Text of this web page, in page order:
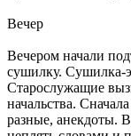
Вечер
Вечером начали
сушилку. Сушилка-
Старослужащие
начальства.
разные, анекдоты.